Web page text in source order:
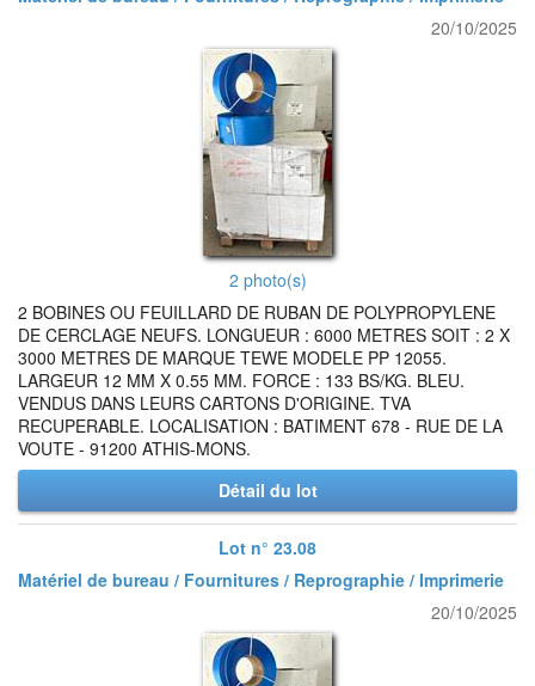
20/10/2025
2 photo(s)
2 BOBINES OU FEUILLARD DE RUBAN DE POLYPROPYLENE
DE CERCLAGE NEUFS. LONGUEUR : 6000 METRES SOIT : 2 X
3000 METRES DE MARQUE TEWE MODELE PP 12055.
LARGEUR 12 MM X 0.55 MM. FORCE : 133 BS/KG. BLEU.
VENDUS DANS LEURS CARTONS D'ORIGINE. TVA
RECUPERABLE. LOCALISATION : BATIMENT 678 - RUE DE LA
VOUTE - 91200 ATHIS-MONS.
Détail du lot
Lot n° 23.08
Matériel de bureau / Fournitures / Reprographie / Imprimerie
20/10/2025